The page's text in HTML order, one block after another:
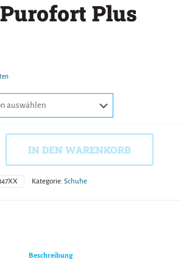
Plus
IN DEN WARENKORB
Kategorie: Schuhe
Beschreibung